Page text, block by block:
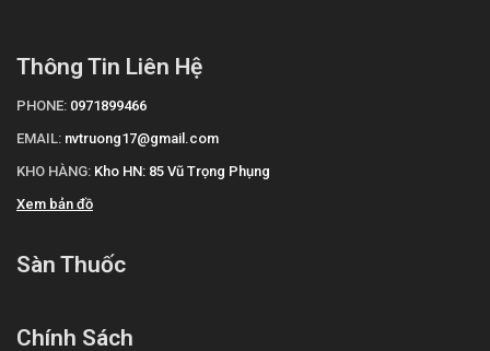
Thông Tin Liên Hệ
PHONE: 0971899466
EMAIL: nvtruong17@gmail.com
KHO HÀNG: Kho HN: 85 Vũ Trọng Phụng
Xem bản đồ
Sàn Thuốc
Chính Sách